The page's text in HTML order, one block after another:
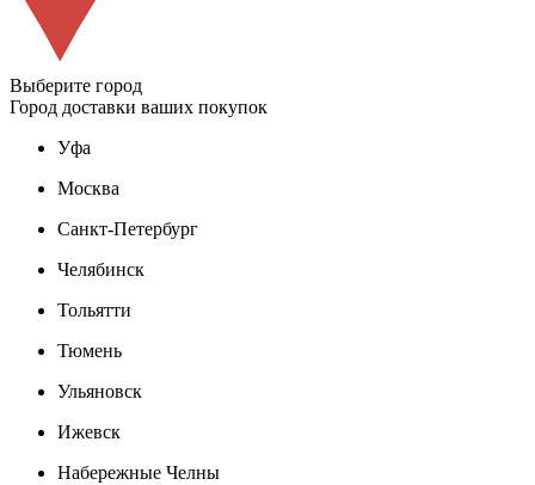
Выберите город
Город доставки ваших покупок
Уфа
Москва
Санкт-Петербург
Челябинск
Тольятти
Тюмень
Ульяновск
Ижевск
Набережные Челны